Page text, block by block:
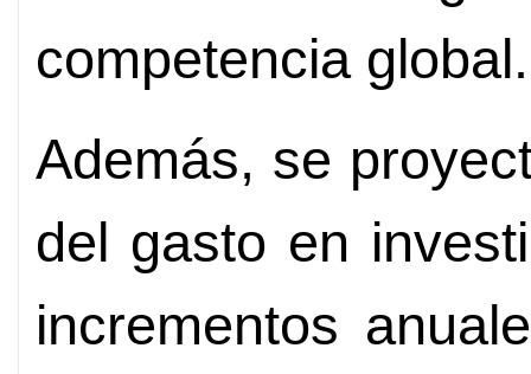
competencia global.
Además, se
del gasto en
incrementos